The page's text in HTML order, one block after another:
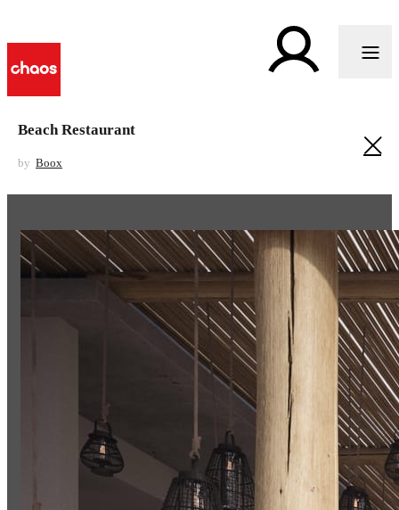
Beach Restaurant
by Boox